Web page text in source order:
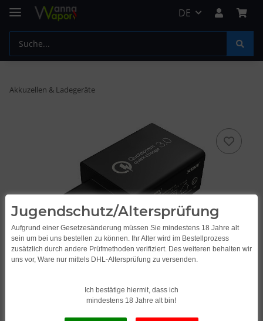
DE
Akkuzellen & Ladegeräte
Jugendschutz/Altersprüfung
Aufgrund einer Gesetzesänderung müssen Sie mindestens 18 Jahre alt
sein um bei uns bestellen zu können. Ihr Alter wird im Bestellprozess
zusätzlich durch andere Prüfmethoden verifiziert. Des weiteren behalten wir
uns vor, Ware nur mittels DHL-Altersprüfung zu versenden.
Ich bestätige hiermit, dass ich
mindestens 18 Jahre alt bin!